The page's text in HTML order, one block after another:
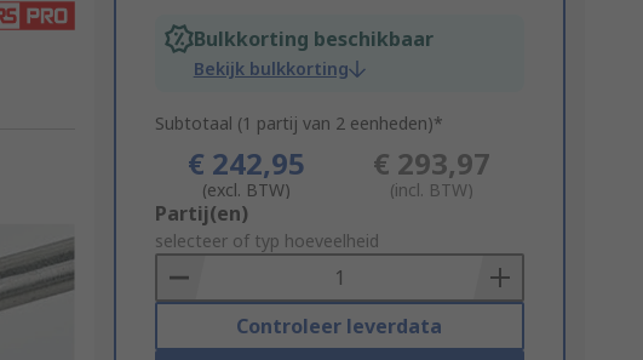
Bulkkorting beschikbaar
Bekijk bulkkorting
Subtotaal (1 partij van 2 eenheden)*
€ 242,95
(excl. BTW)
€ 293,97
(incl. BTW)
Add
to
Basket
Partij(en)
selecteer of typ hoeveelheid
Controleer leverdata